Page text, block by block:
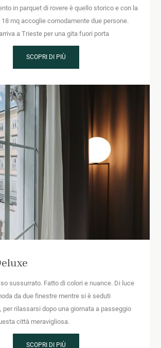
in parquet di rovere è quello storico e con la
mq accoglie comodamente due persone.
a Trieste per una gita fuori porta
SCOPRI DI PIÙ
sussurrato. Fatto di colori e nuance. Di luce
da due finestre mentre si è seduti
per rilassarsi dopo una giornata a passeggio
città meravigliosa.
SCOPRI DI PIÙ